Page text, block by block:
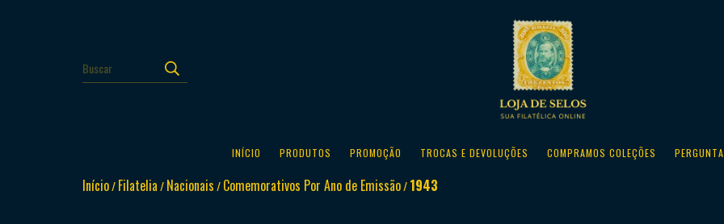
INÍCIO PRODUTOS PROMOÇÃO TROCAS E DEVOLUÇÕES COMPRAMOS COLEÇÕES
Início/Filatelia/Nacionais/Comemorativos Por Ano de Emissão/1943